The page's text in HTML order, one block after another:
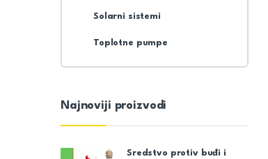
Solarni sistemi
Toplotne pumpe
Najnoviji proizvodi
Sredstvo protiv buđi i